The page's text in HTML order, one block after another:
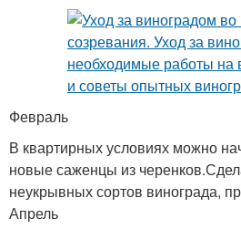
Февраль
В квартирных условиях можно
новые саженцы из
неукрывных сортов винограда,
Апрель